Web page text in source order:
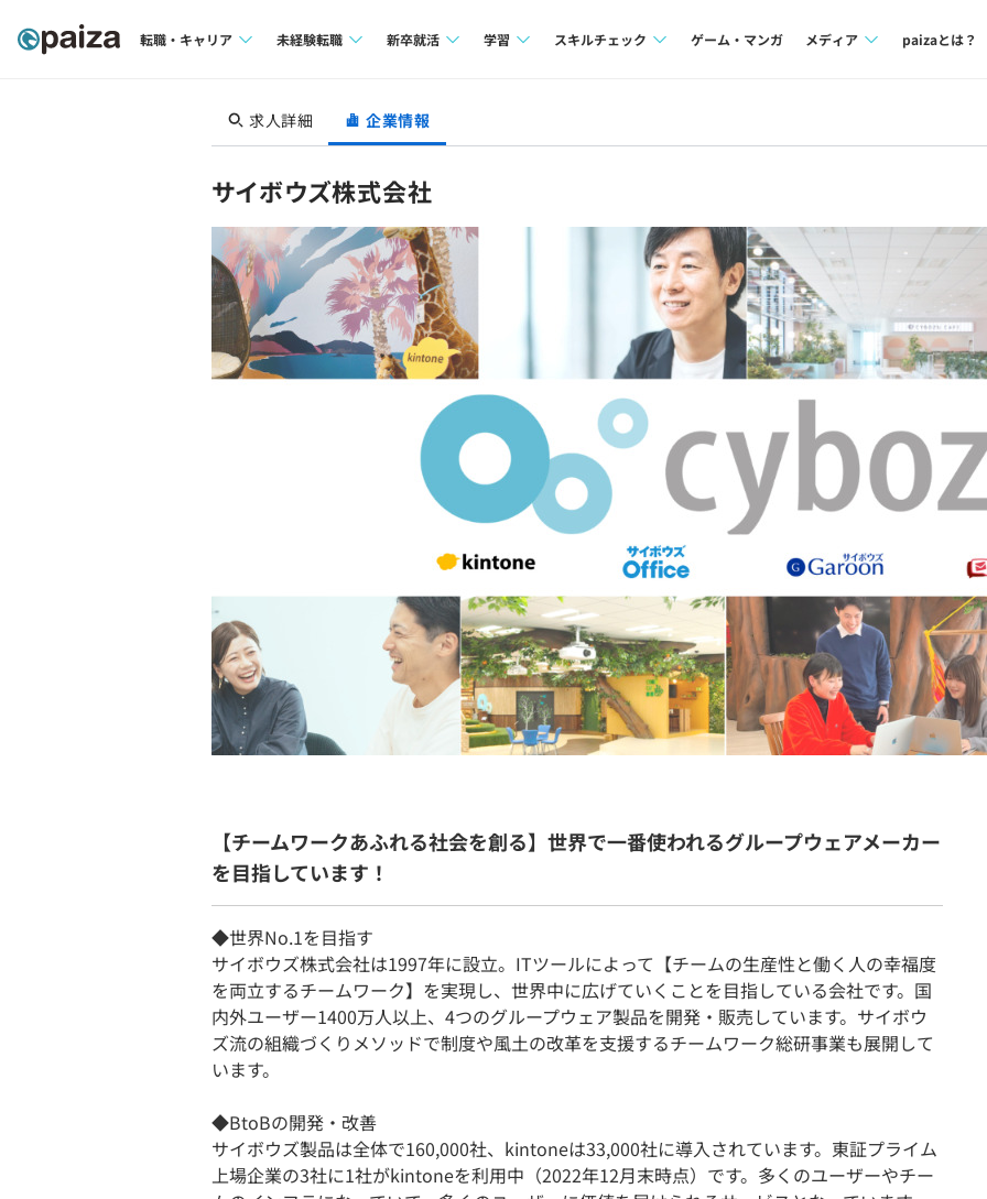
転職・キャリア
転職成功ガイド
転職エージェント
未経験転職
求人検索
転職成功ガイド
新卒就活
本選考
インターン
新卒エージェント
イベント・セミナー
インタビュー
就活成功ガイド
学習
個人向けプラン
法人向けプラン
学校向けプラン
契約内容・クーポン
スキルチェック
再チャレンジ結果一覧
ゲーム・マンガ メディア paizaとは？
求人詳細 企業情報
サイボウズ株式会社
【チームワークあふれる社会を創る】世界で一番使われるグループウェアメーカー
を目指しています！
◆世界No.1を目指す
サイボウズ株式会社は1997年に設立。ITツールによって【チームの生産性と働く人の幸福度
を両立するチームワーク】を実現し、世界中に広げていくことを目指している会社です。国
内外ユーザー1400万人以上、4つのグループウェア製品を開発・販売しています。サイボウ
ズ流の組織づくりメソッドで制度や風土の改革を支援するチームワーク総研事業も展開して
います。
◆BtoBの開発・改善
サイボウズ製品は全体で160,000社、kintoneは33,000社に導入されています。東証プライム
上場企業の3社に1社がkintoneを利用中（2022年12月末時点）です。多くのユーザーやチー